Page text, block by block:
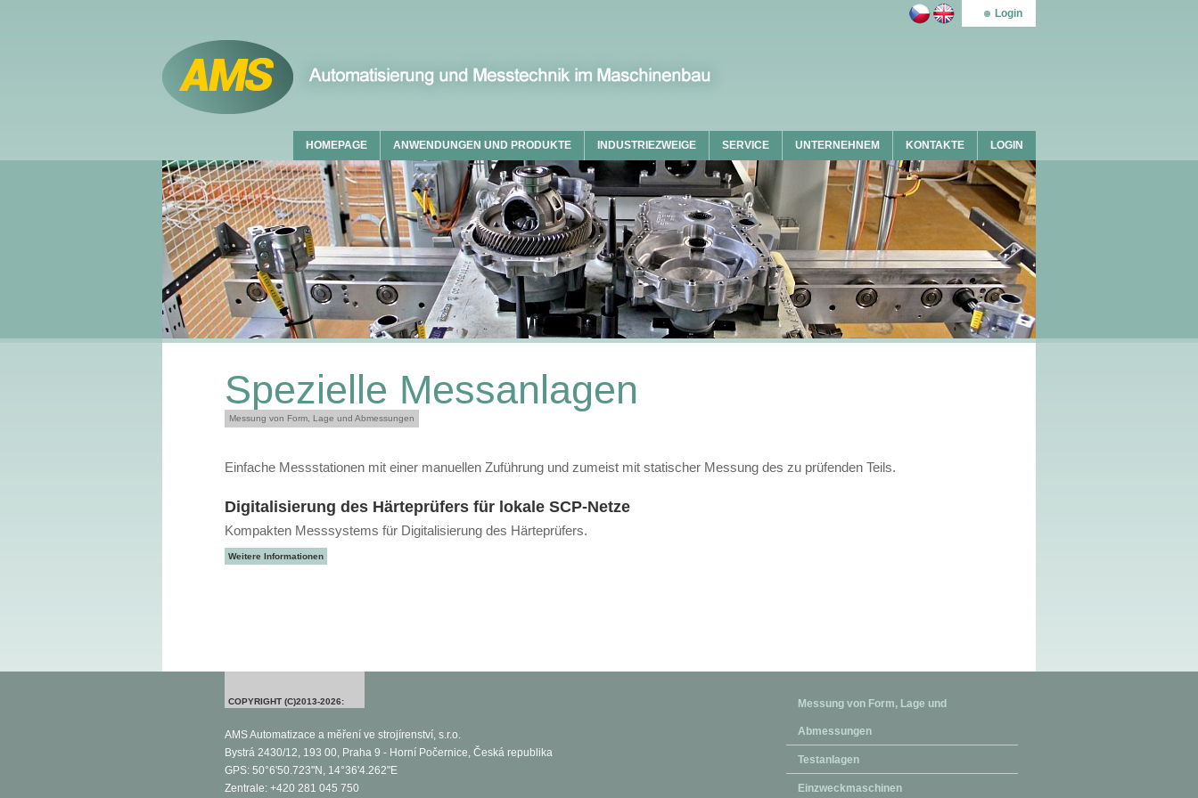
Login
LOGIN
KONTAKTE
UNTERNEHNEM
SERVICE
INDUSTRIEZWEIGE
ANWENDUNGEN UND PRODUKTE
HOMEPAGE
Spezielle Messanlagen
Messung von Form, Lage und Abmessungen
Einfache Messstationen mit einer manuellen Zuführung und zumeist mit statischer Messung des zu prüfenden Teils.
Digitalisierung des Härteprüfers für lokale SCP-Netze
Kompakten Messsystems für Digitalisierung des Härteprüfers.
Weitere Informationen
COPYRIGHT (C)2013-2026:
AMS Automatizace a měření ve strojírenství, s.r.o.
Bystrá 2430/12, 193 00, Praha 9 - Horní Počernice, Česká republika
GPS: 50°6'50.723"N, 14°36'4.262"E
Zentrale: +420 281 045 750
Messung von Form, Lage und
Abmessungen
Testanlagen
Einzweckmaschinen